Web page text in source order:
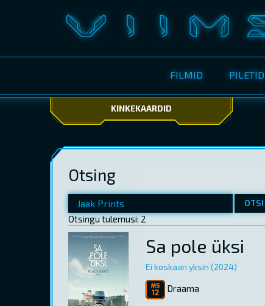
FILMID PILETID
KINKEKAARDID
Otsing
OTSI
Otsingu tulemusi: 2
Sa pole üksi
Ei koskaan yksin (2024)
Draama